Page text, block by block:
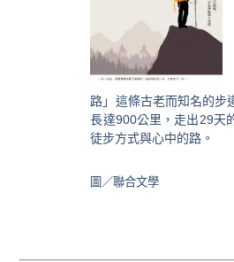
路」這條古老而知名的步
長達900公里，走出29天
徒步方式與心中的路。
圖／聯合文學